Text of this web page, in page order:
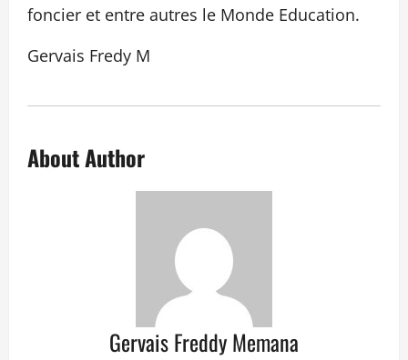
foncier et entre autres le Monde Education.
Gervais Fredy M
About Author
Gervais Freddy Memana